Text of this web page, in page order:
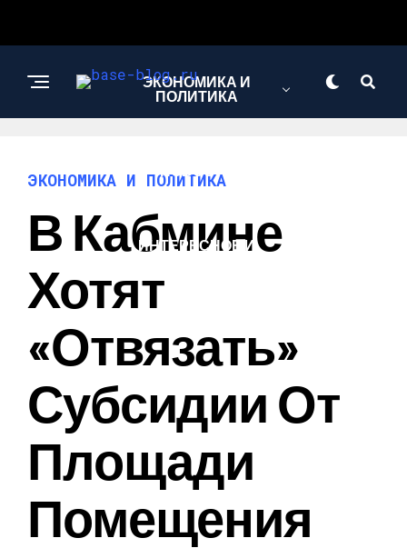
ЭКОНОМИКА И
ПОЛИТИКА
НОВОСТИ
ИНТЕРЕСНОЕ И
ЭКОНОМИКА И ПОЛИТИКА
В Кабмине
Хотят
«отвязать»
Субсидии От
Площади
Помещения